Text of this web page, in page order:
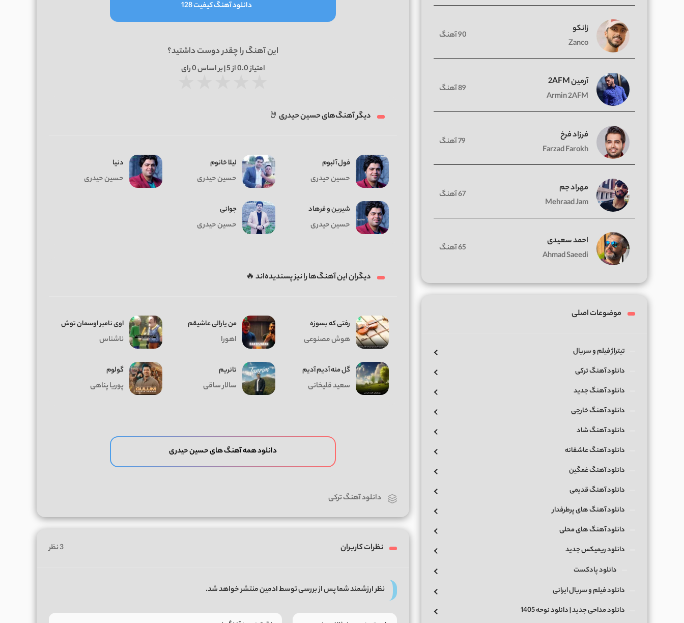
دانلود آهنگ کیفیت 128
این آهنگ را چقدر دوست داشتید؟
امتیاز0.0از 5 | بر اساس 0رای
دیگر آهنگ‌های حسین حیدری 🤘
فول آلبوم
حسین حیدری
لیلا خانوم
حسین حیدری
دنیا
حسین حیدری
شیرین و فرهاد
حسین حیدری
جوانی
حسین حیدری
دیگران این آهنگ‌ها را نیز پسندیده‌اند 🔥
رفتی که بسوزه
هوش مصنوعی
من یارالی عاشیقم
اهورا
اوی نامبر اوسمان توش
ناشناس
گل منه آدیم آدیم
سعید قلیخانی
تانریم
سالار ساقی
گولوم
پوریا پناهی
دانلود همه آهنگ های حسین حیدری
دانلود آهنگ ترکی
نظرات کاربران 3 نظر
نظر ارزشمند شما پس از بررسی توسط ادمین منتشر خواهد شد.
زانکو
Zanco
90 آهنگ
آرمین 2AFM
Armin 2AFM
89 آهنگ
فرزاد فرخ
Farzad Farokh
79 آهنگ
مهراد جم
Mehraad Jam
67 آهنگ
احمد سعیدی
Ahmad Saeedi
65 آهنگ
موضوعات اصلی
تیتراژ فیلم و سریال
دانلود آهنگ ترکی
دانلود آهنگ جدید
دانلود آهنگ خارجی
دانلود آهنگ شاد
دانلود آهنگ عاشقانه
دانلود آهنگ غمگین
دانلود آهنگ قدیمی
دانلود آهنگ های پرطرفدار
دانلود آهنگ های محلی
دانلود ریمیکس جدید
دانلود پادکست
دانلود فیلم و سریال ایرانی
دانلود مداحی جدید | دانلود نوحه 1405